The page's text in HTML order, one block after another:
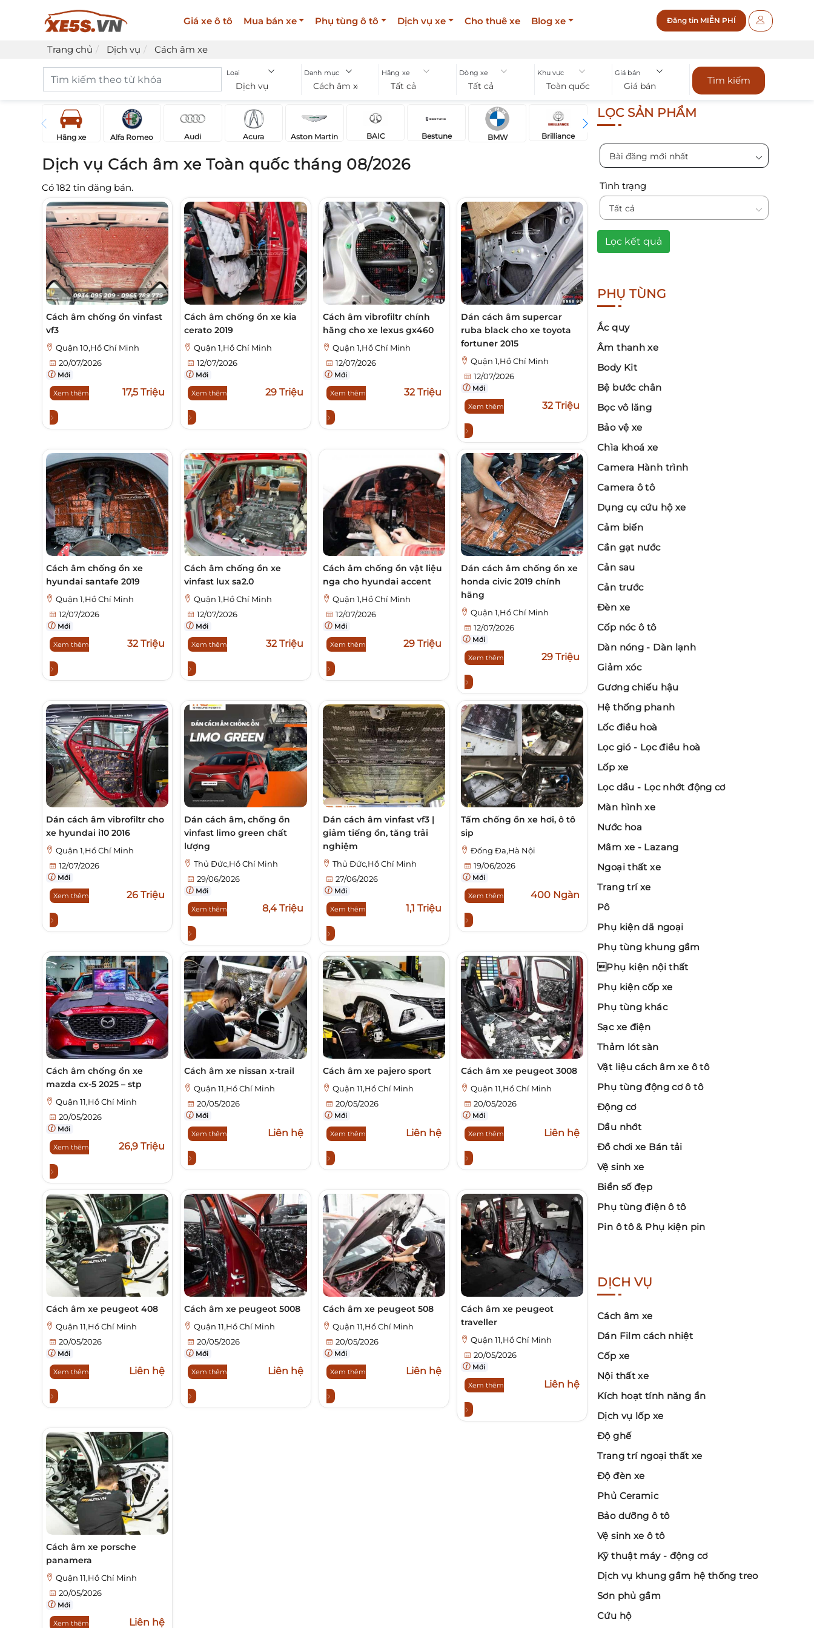
Giá xe ô tô Mua bán xe Phụ tùng ô tô Dịch vụ xe Cho thuê xe Blog xe Đăng tin MIỄN PHÍ
Trang chủ Dịch vụ Cách âm xe
Loại
Dịch vụ
Danh mục
Cách âm xe
Hãng xe
Tất cả
Dòng xe
Tất cả
Khu vực
Toàn quốc
Giá bán
Giá bán Tìm kiếm
Hãng xe Alfa Romeo Audi Acura Aston Martin BAIC Bestune BMW Brilliance
Dịch vụ Cách âm xe Toàn quốc tháng 08/2026
Có 182 tin đăng bán.
Cách âm chống ồn vinfast
vf3
Quận 10,Hồ Chí Minh
20/07/2026
Mới
Xem thêm 17,5 Triệu
Cách âm chống ồn xe kia
cerato 2019
Quận 1,Hồ Chí Minh
12/07/2026
Mới
Xem thêm 29 Triệu
Cách âm vibrofiltr chính
hãng cho xe lexus gx460
Quận 1,Hồ Chí Minh
12/07/2026
Mới
Xem thêm 32 Triệu
Dán cách âm supercar
ruba black cho xe toyota
fortuner 2015
Quận 1,Hồ Chí Minh
12/07/2026
Mới
Xem thêm 32 Triệu
Cách âm chống ồn xe
hyundai santafe 2019
Quận 1,Hồ Chí Minh
12/07/2026
Mới
Xem thêm 32 Triệu
Cách âm chống ồn xe
vinfast lux sa2.0
Quận 1,Hồ Chí Minh
12/07/2026
Mới
Xem thêm 32 Triệu
Cách âm chống ồn vật liệu
nga cho hyundai accent
Quận 1,Hồ Chí Minh
12/07/2026
Mới
Xem thêm 29 Triệu
Dán cách âm chống ồn xe
honda civic 2019 chính
hãng
Quận 1,Hồ Chí Minh
12/07/2026
Mới
Xem thêm 29 Triệu
Dán cách âm vibrofiltr cho
xe hyundai i10 2016
Quận 1,Hồ Chí Minh
12/07/2026
Mới
Xem thêm 26 Triệu
Dán cách âm, chống ồn
vinfast limo green chất
lượng
Thủ Đức,Hồ Chí Minh
29/06/2026
Mới
Xem thêm 8,4 Triệu
Dán cách âm vinfast vf3 |
giảm tiếng ồn, tăng trải
nghiệm
Thủ Đức,Hồ Chí Minh
27/06/2026
Mới
Xem thêm 1,1 Triệu
Tấm chống ồn xe hơi, ô tô
sip
Đống Đa,Hà Nội
19/06/2026
Mới
Xem thêm 400 Ngàn
Cách âm chống ồn xe
mazda cx-5 2025 – stp
Quận 11,Hồ Chí Minh
20/05/2026
Mới
Xem thêm 26,9 Triệu
Cách âm xe nissan x-trail
Quận 11,Hồ Chí Minh
20/05/2026
Mới
Xem thêm Liên hệ
Cách âm xe pajero sport
Quận 11,Hồ Chí Minh
20/05/2026
Mới
Xem thêm Liên hệ
Cách âm xe peugeot 3008
Quận 11,Hồ Chí Minh
20/05/2026
Mới
Xem thêm Liên hệ
Cách âm xe peugeot 408
Quận 11,Hồ Chí Minh
20/05/2026
Mới
Xem thêm Liên hệ
Cách âm xe peugeot 5008
Quận 11,Hồ Chí Minh
20/05/2026
Mới
Xem thêm Liên hệ
Cách âm xe peugeot 508
Quận 11,Hồ Chí Minh
20/05/2026
Mới
Xem thêm Liên hệ
Cách âm xe peugeot
traveller
Quận 11,Hồ Chí Minh
20/05/2026
Mới
Xem thêm Liên hệ
Cách âm xe porsche
panamera
Quận 11,Hồ Chí Minh
20/05/2026
Mới
Xem thêm Liên hệ
LỌC SẢN PHẨM
Bài đăng mới nhất
Tình trạng
Tất cả
Lọc kết quả
PHỤ TÙNG
Ắc quy
Âm thanh xe
Body Kit
Bệ bước chân
Bọc vô lăng
Bảo vệ xe
Chìa khoá xe
Camera Hành trình
Camera ô tô
Dụng cụ cứu hộ xe
Cảm biến
Cần gạt nước
Cản sau
Cản trước
Đèn xe
Cốp nóc ô tô
Dàn nóng - Dàn lạnh
Giảm xóc
Gương chiếu hậu
Hệ thống phanh
Lốc điều hoà
Lọc gió - Lọc điều hoà
Lốp xe
Lọc dầu - Lọc nhớt động cơ
Màn hình xe
Nước hoa
Mâm xe - Lazang
Ngoại thất xe
Trang trí xe
Pô
Phụ kiện dã ngoại
Phụ tùng khung gầm
Phụ kiện nội thất
Phụ kiện cốp xe
Phụ tùng khác
Sạc xe điện
Thảm lót sàn
Vật liệu cách âm xe ô tô
Phụ tùng động cơ ô tô
Động cơ
Dầu nhớt
Đồ chơi xe Bán tải
Vệ sinh xe
Biển số đẹp
Phụ tùng điện ô tô
Pin ô tô & Phụ kiện pin
DỊCH VỤ
Cách âm xe
Dán Film cách nhiệt
Cốp xe
Nội thất xe
Kích hoạt tính năng ẩn
Dịch vụ lốp xe
Độ ghế
Trang trí ngoại thất xe
Độ đèn xe
Phủ Ceramic
Bảo dưỡng ô tô
Vệ sinh xe ô tô
Kỹ thuật máy - động cơ
Dịch vụ khung gầm hệ thống treo
Sơn phủ gầm
Cứu hộ